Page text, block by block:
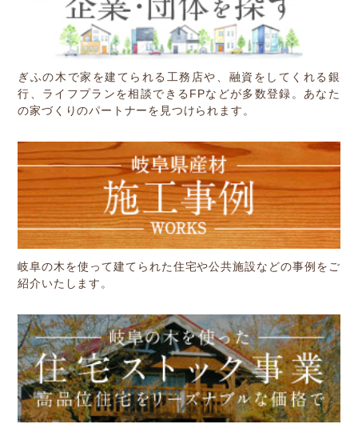
ぎふの木で家を建てられる工務店や、融資をしてくれる銀
行、ライフプランを相談できるFPなどが多数登録。あなた
の家づくりのパートナーを見つけられます。
岐阜の木を使って建てられた住宅や公共施設などの事例をご
紹介いたします。